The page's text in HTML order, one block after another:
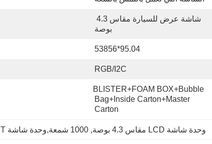
بوصة
95.04*53856
RGB/I2C
BLISTER+FOAM BOX+Bubble
Bag+Inside Carton+Master
Carton
وحدة شاشة LCD مقاس 4.3 بوصة , 1000 شمعة,وحدة شاشة LCD TFT مقاس 4.3 بوصة